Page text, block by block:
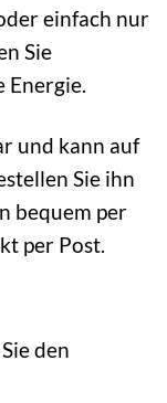
einfach nur
Sie
Energie.
und kann auf
Sie ihn
bequem per
per Post.
den